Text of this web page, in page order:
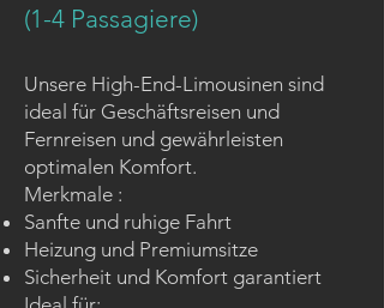
(1-4 Passagiere)
Unsere High-End-Limousinen sind
ideal für Geschäftsreisen und
Fernreisen und gewährleisten
optimalen Komfort.
Merkmale :
Sanfte und ruhige Fahrt
Heizung und Premiumsitze
Sicherheit und Komfort garantiert